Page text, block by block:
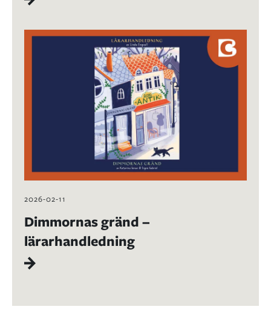
2026-02-11
Dimmornas gränd –
lärarhandledning